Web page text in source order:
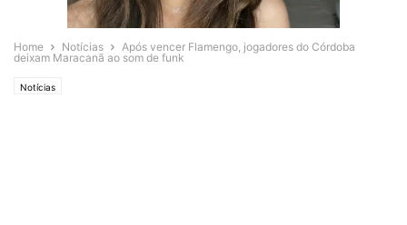
Home Notícias
Após vencer Flamengo, jogadores do Córdoba
deixam Maracanã ao som de funk
Notícias